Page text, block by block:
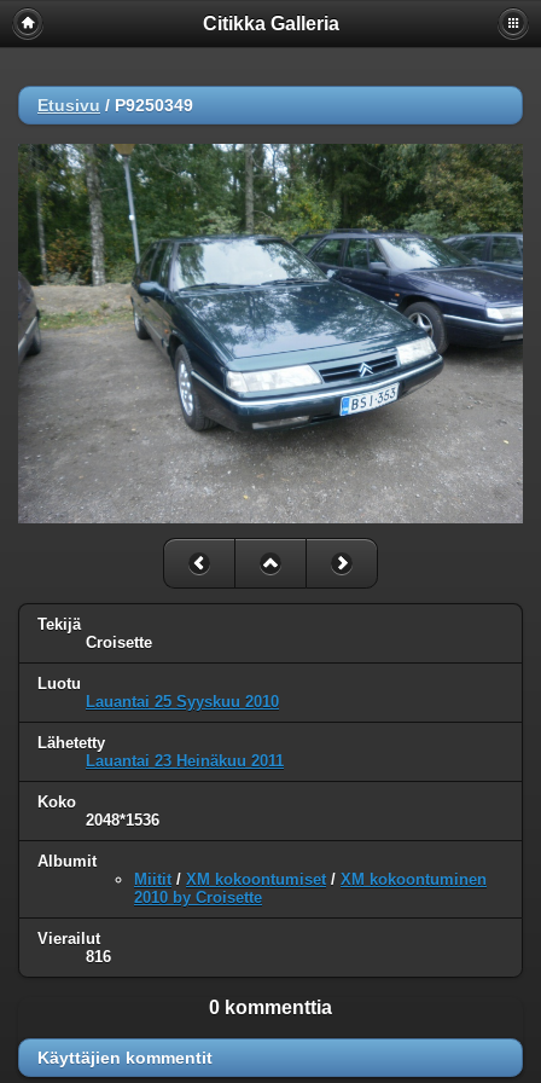
Citikka Galleria
Etusivu / P9250349
Tekijä
Croisette
Luotu
Lauantai 25 Syyskuu 2010
Lähetetty
Lauantai 23 Heinäkuu 2011
Koko
2048*1536
Albumit
Miitit / XM kokoontumiset / XM kokoontuminen
2010 by Croisette
Vierailut
816
0 kommenttia
Käyttäjien kommentit